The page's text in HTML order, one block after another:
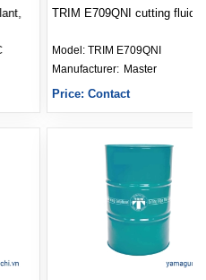
TRIM E709QNI cutting fluid
TRIM E709QNI
Manufacturer: Master
Price: Contact